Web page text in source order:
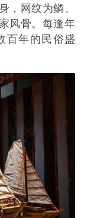
，网纹为鳞、
风骨。每逢年
百年的民俗盛